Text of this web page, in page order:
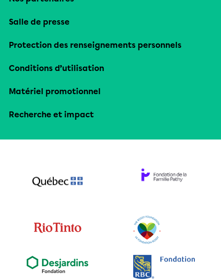
Salle de presse
Protection des renseignements personnels
Conditions d’utilisation
Matériel promotionnel
Recherche et impact